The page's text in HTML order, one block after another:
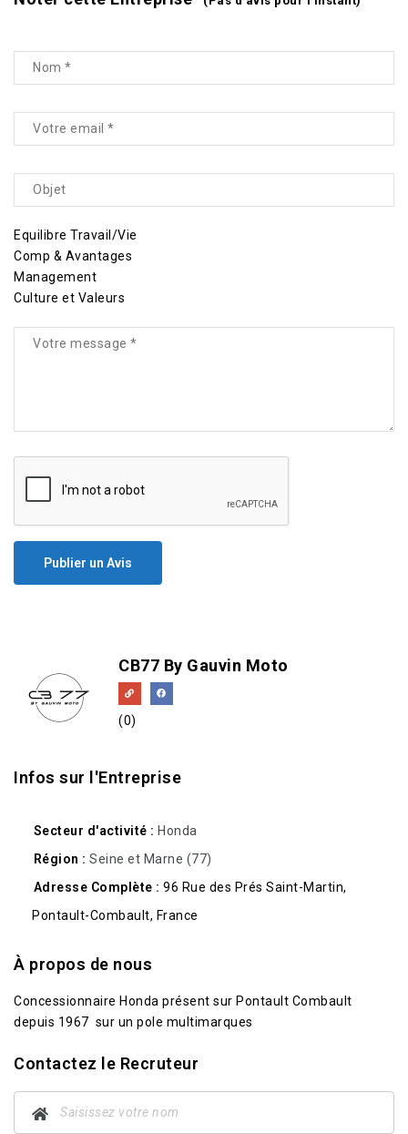
Equilibre Travail/Vie
Comp & Avantages
Management
Culture et Valeurs
Publier un Avis
CB77 By Gauvin Moto
(0)
Infos sur l'Entreprise
Secteur d'activité
Honda
Région
Seine et Marne (77)
Adresse Complète
96 Rue des Prés Saint-Martin,
Pontault-Combault, France
À propos de nous
Concessionnaire Honda présent sur Pontault Combault
depuis 1967 sur un pole multimarques
Contactez le Recruteur